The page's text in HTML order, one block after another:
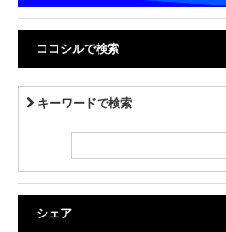
ココシルで検索
キーワードで検索
シェア